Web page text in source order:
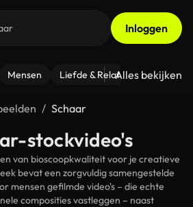
Inloggen
Mensen Liefde & Relaties - Fitness
Alles bekijken
Schaar
stockvideo's
van bioscoopkwaliteit voor je creatieve
bevat een zorgvuldig samengestelde
mensen gefilmde video's – die echte
composities vastleggen – naast